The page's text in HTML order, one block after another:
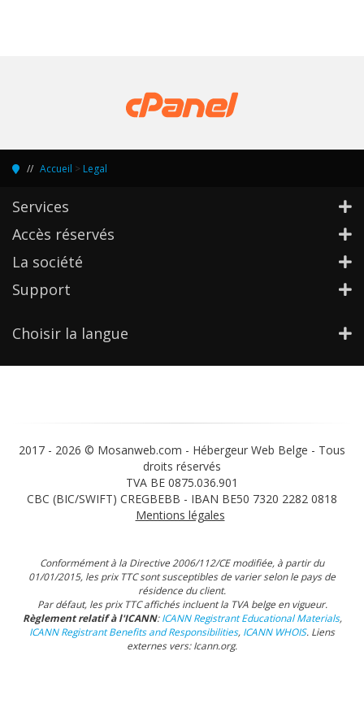
Accueil > Legal
Services
Accès réservés
La société
Support
Choisir la langue
2017 - 2026 © Mosanweb.com - Hébergeur Web Belge - Tous
droits réservés
TVA BE 0875.036.901
CBC (BIC/SWIFT) CREGBEBB - IBAN BE50 7320 2282 0818
Mentions légales
Conformément à la Directive 2006/112/CE modifiée, à partir du
01/01/2015, les prix TTC sont susceptibles de varier selon le pays de
résidence du client.
Par défaut, les prix TTC affichés incluent la TVA belge en vigueur.
Règlement relatif à l'ICANN:ICANN Registrant Educational Materials,
ICANN Registrant Benefits and Responsibilities, ICANN WHOIS. Liens
externes vers: Icann.org.